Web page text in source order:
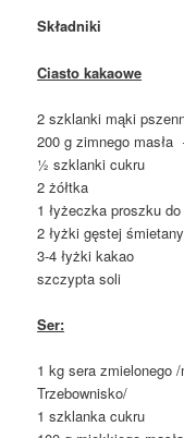
Składniki
Ciasto kakaowe
2 szklanki mąki
200 g zimnego masła
½ szklanki cukru
2 żółtka
1 łyżeczka proszku
2 łyżki gęstej śmietany
3-4 łyżki kakao
szczypta soli
Ser:
1 kg sera zmielonego
Trzebownisko/
1 szklanka cukru